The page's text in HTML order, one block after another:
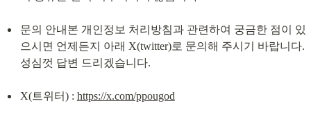
문의 안내본 개인정보 처리방침과 관련하여 궁금한 점이 있
으시면 언제든지 아래 X(twitter)로 문의해 주시기 바랍니다.
성심껏 답변 드리겠습니다.
X(트위터) : https://x.com/ppougod